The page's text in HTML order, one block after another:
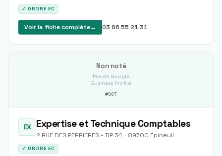
✓ ORDRE EC
Voir la fiche complète→ 03 86 55 21 31
Non noté
Pas de Google
Business Profile
#007
EX Expertise et Technique Comptables
2 RUE DES PERRIERES - BP 34 · 89700 Épineuil
✓ ORDRE EC